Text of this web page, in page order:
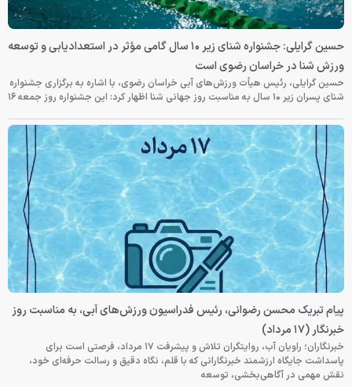
حسین گرایلی: جشنواره شنای زیر ۱۰ سال گامی مؤثر در استعدادیابی و توسعه
ورزش شنا در خراسان رضوی است
حسین گرایلی، رئیس هیأت ورزش‌های آبی خراسان رضوی، با اشاره به برگزاری جشنواره
شنای پسران زیر ۱۰ سال به مناسبت روز جهانی شنا اظهار کرد: این جشنواره روز جمعه‌ ۱۶
پیام تبریک محسن رضوانی، رئیس فدراسیون ورزش‌های آبی، به مناسبت روز
خبرنگار (۱۷ مرداد)
خبرنگاران؛ راویان آب، روایتگران تلاش و پیشرفت ۱۷ مرداد، فرصتی است برای
پاسداشت جایگاه ارزشمند خبرنگارانی که با قلم، نگاه دقیق و رسالت حرفه‌ای خود،
نقش مهمی در آگاهی‌بخشی، توسعه